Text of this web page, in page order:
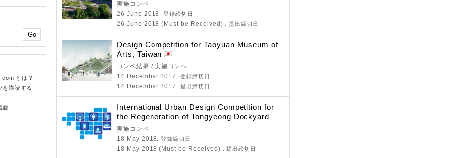
とは？
を購読する
載
実施コンペ
26 June 2018 : 登録締切日
26 June 2018 (Must be Received) : 提出締切日
Design Competition for Taoyuan Museum of
Arts, Taiwan
コンペ結果 / 実施コンペ
14 December 2017 : 登録締切日
14 December 2017 : 提出締切日
International Urban Design Competition for
the Regeneration of Tongyeong Dockyard
実施コンペ
18 May 2018: 登録締切日
18 May 2018 (Must be Received) : 提出締切日